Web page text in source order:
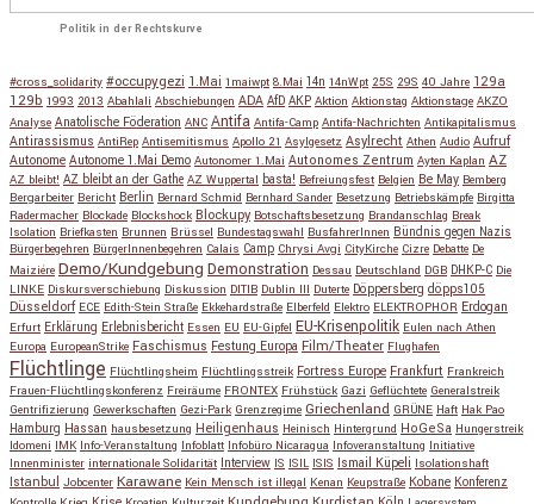
Politik in der Rechtskurve
#cross_solidarity #occupygezi 1.Mai 1maiwpt 8.Mai 14n 14nWpt 25S 29S 40 Jahre 129a
129b 1993 2013 Abahlali Abschiebungen ADA AfD AKP Aktion Aktionstag Aktionstage AKZO
Analyse Anatolische Föderation ANC Antifa Antifa-Camp Antifa-Nachrichten Antikapitalismus
Antirassismus AntiRep Antisemitismus Apollo 21 Asylgesetz Asylrecht Athen Audio Aufruf
Autonome Autonome 1.Mai Demo Autonomer 1.Mai Autonomes Zentrum Ayten Kaplan AZ
AZ bleibt! AZ bleibt an der Gathe AZ Wuppertal basta! Befreiungsfest Belgien Be May Bemberg
Bergarbeiter Bericht Berlin Bernard Schmid Bernhard Sander Besetzung Betriebskämpfe Birgitta
Radermacher Blockade Blockshock Blockupy Botschaftsbesetzung Brandanschlag Break
Isolation Briefkasten Brunnen Brüssel Bundestagswahl BusfahrerInnen Bündnis gegen Nazis
Bürgerbegehren BürgerInnenbegehren Calais Camp Chrysi Avgi CityKirche Cizre Debatte De
Maiziére Demo/Kundgebung Demonstration Dessau Deutschland DGB DHKP-C Die
LINKE Diskursverschiebung Diskussion DITIB Dublin III Duterte Döppersberg döpps105
Düsseldorf ECE Edith-Stein Straße Ekkehardstraße Elberfeld Elektro ELEKTROPHOR Erdogan
Erfurt Erklärung Erlebnisbericht Essen EU EU-Gipfel EU-Krisenpolitik Eulen nach Athen
Europa EuropeanStrike Faschismus Festung Europa Film/Theater Flughafen
Flüchtlinge Flüchtlingsheim Flüchtlingsstreik Fortress Europe Frankfurt Frankreich
Frauen-Flüchtlingskonferenz Freiräume FRONTEX Frühstück Gazi Geflüchtete Generalstreik
Gentrifizierung Gewerkschaften Gezi-Park Grenzregime Griechenland GRÜNE Haft Hak Pao
Hamburg Hassan hausbesetzung Heiligenhaus Heinisch Hintergrund HoGeSa Hungerstreik
Idomeni IMK Info-Veranstaltung Infoblatt Infobüro Nicaragua Infoveranstaltung Initiative
Innenminister internationale Solidarität Interview IS ISIL ISIS Ismail Küpeli Isolationshaft
Istanbul Jobcenter Karawane Kein Mensch ist illegal Kenan Keupstraße Kobane Konferenz